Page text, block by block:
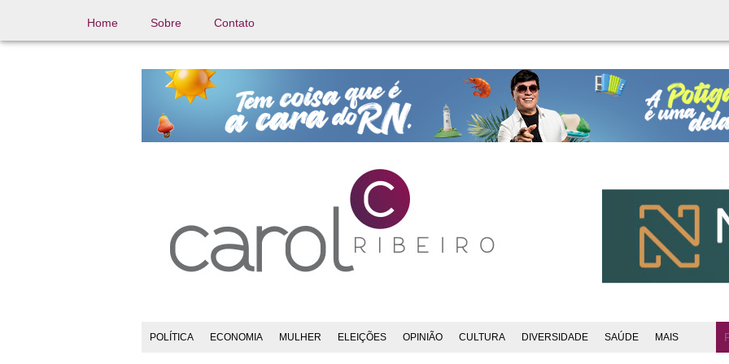
Home Sobre Contato
POLÍTICA ECONOMIA MULHER ELEIÇÕES OPINIÃO CULTURA DIVERSIDADE SAÚDE MAIS